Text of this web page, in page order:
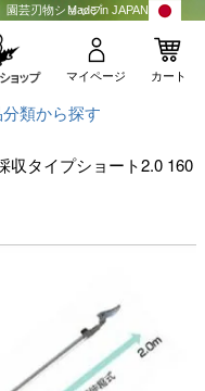
園芸刃物ショップMade in JAPAN
マイページ カート
類から探す
収タイプショート2.0 160